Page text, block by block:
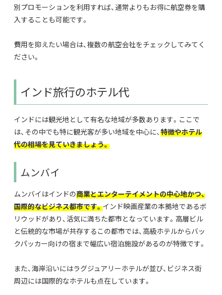
別プロモーションを利用すれば、通常よりもお得に航空券を購
入することも可能です。
費用を抑えたい場合は、複数の航空会社をチェックしてみてく
ださい。
インド旅行のホテル代
インドには観光地として有名な地域が多数あります。ここで
は、その中でも特に観光客が多い地域を中心に、特徴やホテル
代の相場を見ていきましょう。
ムンバイ
ムンバイはインドの商業とエンターテイメントの中心地かつ、
国際的なビジネス都市です。インド映画産業の本拠地であるボ
リウッドがあり、活気に満ちた都市となっています。高層ビル
と伝統的な市場が共存するこの都市では、高級ホテルからバッ
クパッカー向けの宿まで幅広い宿泊施設があるのが特徴です。
また、海岸沿いにはラグジュアリーホテルが並び、ビジネス街
周辺には国際的なホテルも点在しています。